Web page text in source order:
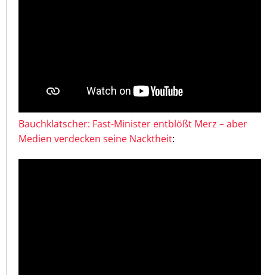
Bauchklatscher: Fast-Minister entblößt Merz – aber
Medien verdecken seine Nacktheit: